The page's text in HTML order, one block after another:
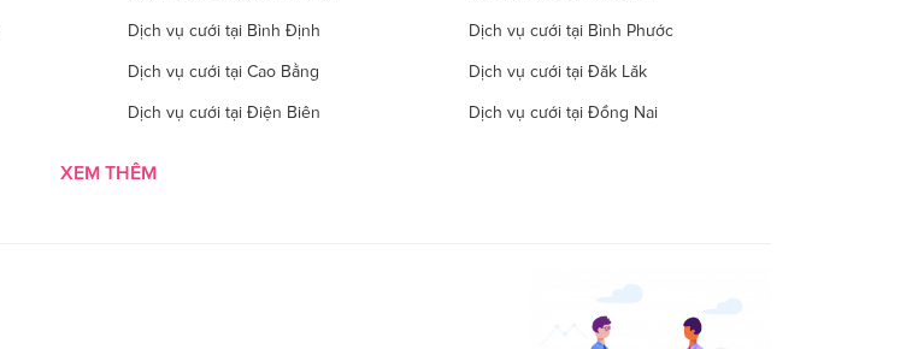
Dịch vụ cưới tại Bình Định Dịch vụ cưới tại Bình Phước
Dịch vụ cưới tại Cao Bằng Dịch vụ cưới tại Đăk Lăk
Dịch vụ cưới tại Điện Biên Dịch vụ cưới tại Đồng Nai
Dịch vụ cưới tại Long An
XEM THÊM